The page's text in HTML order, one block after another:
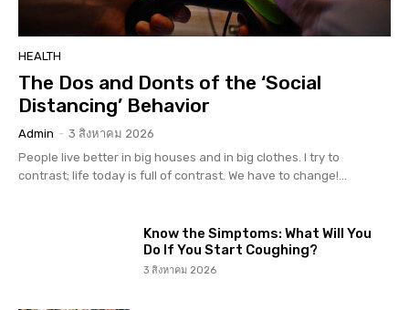
HEALTH
The Dos and Donts of the ‘Social
Distancing’ Behavior
Admin - 3 สิงหาคม 2026
People live better in big houses and in big clothes. I try to
contrast; life today is full of contrast. We have to change!...
Know the Simptoms: What Will You
Do If You Start Coughing?
3 สิงหาคม 2026